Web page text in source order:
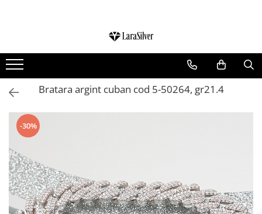
CERCEI ARGINT
BRATARI ARGINT
COLIERE ARGINT
LANTISOARE ARGINT
CRUCIULITE SI ICONITE ARGINT
PANDANTIVE ARGINT
BROSE ARGINT
VERIGHETE ARGINT
BIJUTERII ARGINT PENTRU COPII
Bratara argint cuban cod 5-50264, gr21.4
-30%